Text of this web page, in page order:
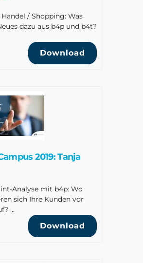
/ Shopping: Was
dazu aus b4p und b4t?
Download
2019: Tanja
Analyse mit b4p: Wo
sich Ihre Kunden vor
…
Download